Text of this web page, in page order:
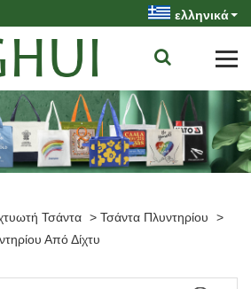
ελληνικά
Τσάντα > Τσάντα Πλυντηρίου
>
Από Δίχτυ